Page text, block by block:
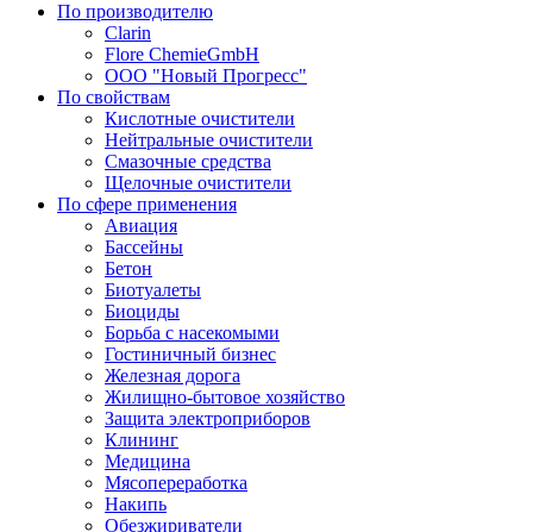
По производителю
Clarin
Flore ChemieGmbH
ООО "Новый Прогресс"
По свойствам
Кислотные очистители
Нейтральные очистители
Смазочные средства
Щелочные очистители
По сфере применения
Авиация
Бассейны
Бетон
Биотуалеты
Биоциды
Борьба с насекомыми
Гостиничный бизнес
Железная дорога
Жилищно-бытовое хозяйство
Защита электроприборов
Клининг
Медицина
Мясопереработка
Накипь
Обезжириватели